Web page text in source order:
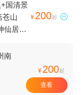
国清景
苍山
仙居
景区
洋世
八仙
华顶
¥ 200起 
南
¥ 200起
查看